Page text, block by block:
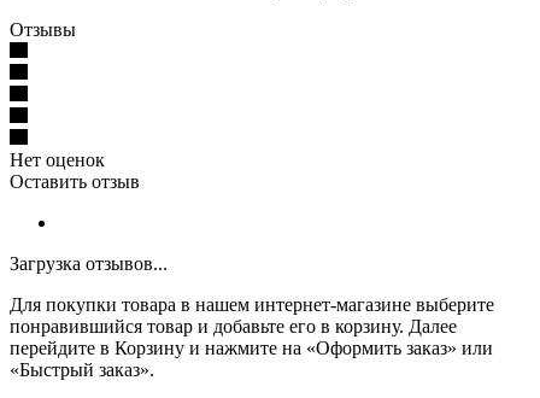
Отзывы
Нет оценок
Оставить отзыв
Загрузка отзывов...
Для покупки товара в нашем интернет-магазине выберите
понравившийся товар и добавьте его в корзину. Далее
перейдите в Корзину и нажмите на «Оформить заказ» или
«Быстрый заказ».